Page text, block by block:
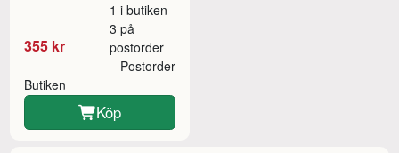
355 kr
1 i butiken
3 på
postorder
Butiken
Postorder
Köp